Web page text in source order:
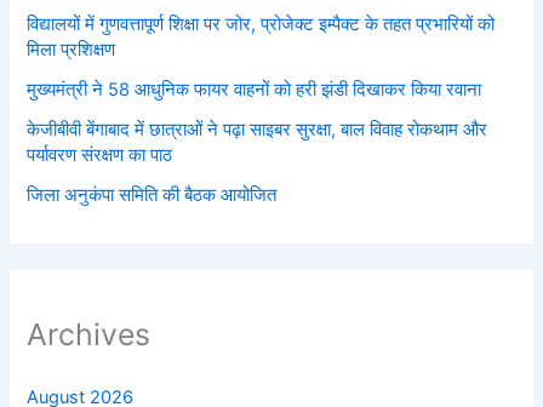
विद्यालयों में गुणवत्तापूर्ण शिक्षा पर जोर, प्रोजेक्ट इम्पैक्ट के तहत प्रभारियों को
मिला प्रशिक्षण
मुख्यमंत्री ने 58 आधुनिक फायर वाहनों को हरी झंडी दिखाकर किया रवाना
केजीबीवी बेंगाबाद में छात्राओं ने पढ़ा साइबर सुरक्षा, बाल विवाह रोकथाम और
पर्यावरण संरक्षण का पाठ
जिला अनुकंपा समिति की बैठक आयोजित
Archives
August 2026